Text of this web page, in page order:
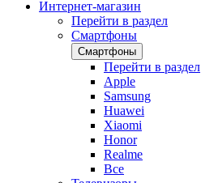
Интернет-магазин
Перейти в раздел
Смартфоны
Смартфоны
Перейти в раздел
Apple
Samsung
Huawei
Xiaomi
Honor
Realme
Все